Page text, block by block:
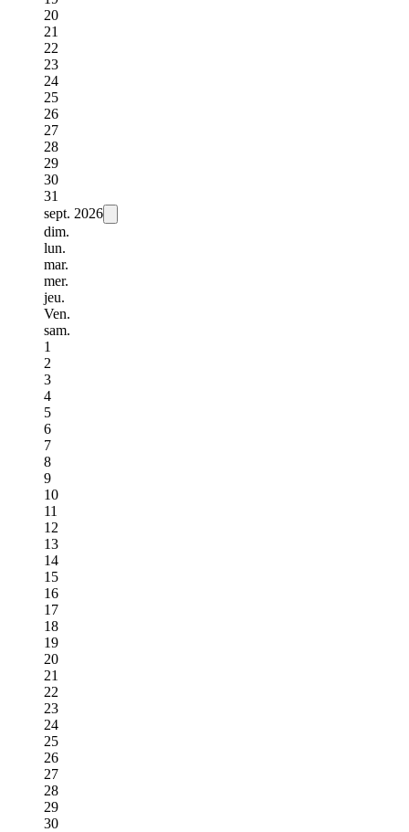
20
21
22
23
24
25
26
27
28
29
30
31
sept. 2026
dim.
lun.
mar.
mer.
jeu.
Ven.
sam.
1
2
3
4
5
6
7
8
9
10
11
12
13
14
15
16
17
18
19
20
21
22
23
24
25
26
27
28
29
30